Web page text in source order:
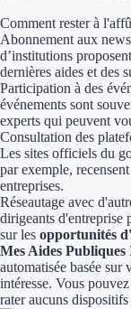
Comment rester à
Abonnement aux
d’institutions
dernières aides et des
Participation à des
événements sont
experts qui peuvent
Consultation des
Les sites officiels du
par exemple,
entreprises.
Réseautage avec
dirigeants d'entreprise
sur les opportunités
Mes Aides
automatisée basée
intéresse. Vous
rater aucuns dispositifs